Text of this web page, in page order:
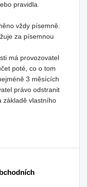
pravidla.
vždy písemně.
za písemnou
má provozovatel
poté, co o tom
3 měsících
právo odstranit
základě vlastního